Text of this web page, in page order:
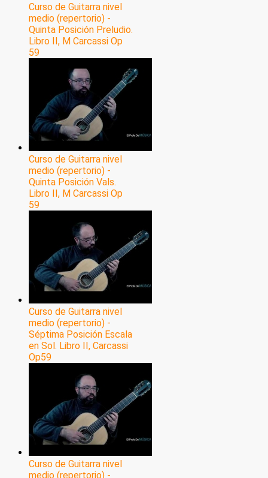
Curso de Guitarra nivel
medio (repertorio) -
Quinta Posición Preludio.
Libro II, M Carcassi Op
59
Curso de Guitarra nivel
medio (repertorio) -
Quinta Posición Vals.
Libro II, M Carcassi Op
59
Curso de Guitarra nivel
medio (repertorio) -
Séptima Posición Escala
en Sol. Libro II, Carcassi
Op59
Curso de Guitarra nivel
medio (repertorio) -